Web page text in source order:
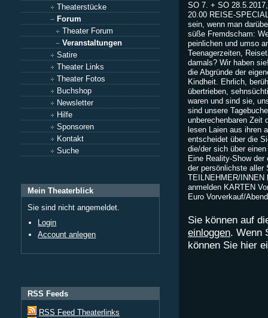
Theaterstücke
Forum
Theater Forum
Veranstaltungen
Satire
Theater Links
Theater Fotos
Buchshop
Newsletter
Hilfe
Sponsoren
Kontakt
Suche
Mein Theaterblick
Sie sind nicht angemeldet.
Login
Account anlegen
RSS Feeds
RSS Feed Theaterlinks
SO 7. + SO
20.00 REISE-
sein, wenn man
süße Fremdscham:
peinlichen und umso
Teenagerzeiten,
damals? Wir haben
die Abgründe der
Kindheit. Ehrlich,
übertrieben,
waren und sind sie,
sind unsere
unberechenbaren Zeit
lesen Laien aus ihren
entscheidet über die
die/der sich über
Eine Reality-Show
der persönlichste aller
TEILNEHMER/
anmelden KARTEN
Euro Vorverkauf/
Sie können auf
einloggen. Wenn
können Sie hier